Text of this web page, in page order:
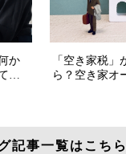
記事一覧はこちら